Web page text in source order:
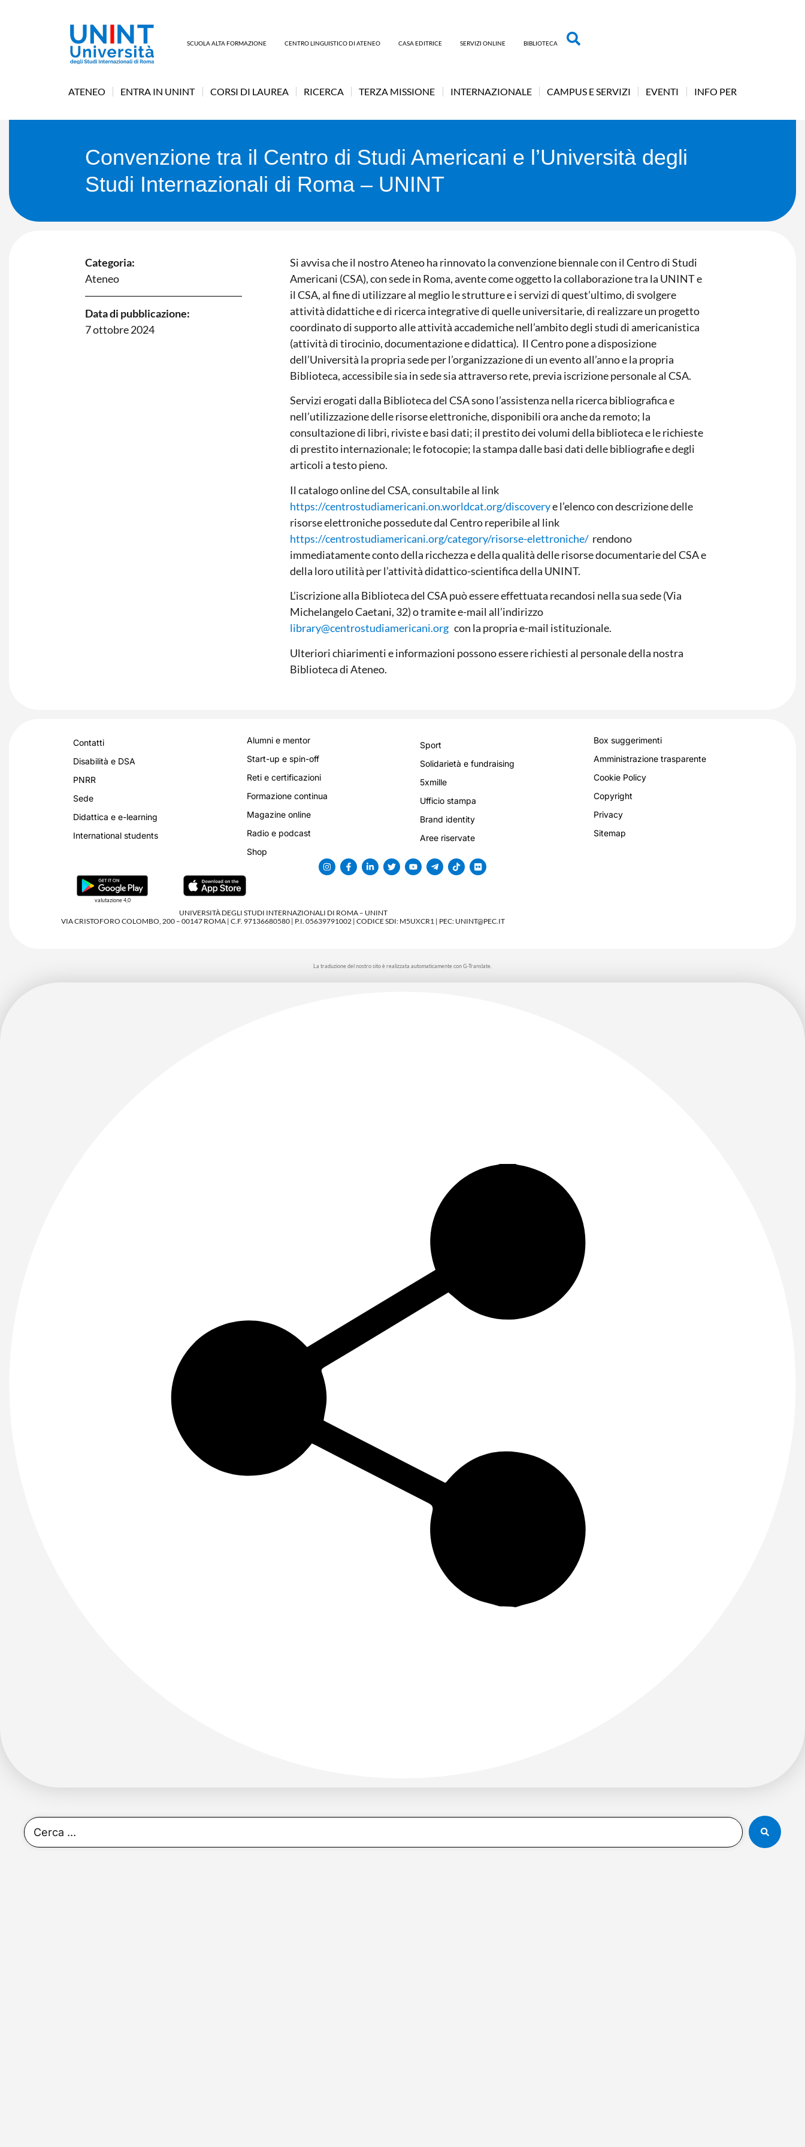
SCUOLA ALTA FORMAZIONE CENTRO LINGUISTICO DI ATENEO CASA EDITRICE SERVIZI ONLINE BIBLIOTECA
ATENEO ENTRA IN UNINT CORSI DI LAUREA RICERCA TERZA MISSIONE INTERNAZIONALE CAMPUS E SERVIZI EVENTI INFO PER
Convenzione tra il Centro di Studi Americani e l’Università degli
Studi Internazionali di Roma – UNINT
Categoria:
Ateneo
Data di pubblicazione:
7 ottobre 2024
Si avvisa che il nostro Ateneo ha rinnovato la convenzione biennale con il Centro di Studi
Americani (CSA), con sede in Roma, avente come oggetto la collaborazione tra la UNINT e
il CSA, al fine di utilizzare al meglio le strutture e i servizi di quest’ultimo, di svolgere
attività didattiche e di ricerca integrative di quelle universitarie, di realizzare un progetto
coordinato di supporto alle attività accademiche nell’ambito degli studi di americanistica
(attività di tirocinio, documentazione e didattica). Il Centro pone a disposizione
dell’Università la propria sede per l’organizzazione di un evento all’anno e la propria
Biblioteca, accessibile sia in sede sia attraverso rete, previa iscrizione personale al CSA.
Servizi erogati dalla Biblioteca del CSA sono l’assistenza nella ricerca bibliografica e
nell’utilizzazione delle risorse elettroniche, disponibili ora anche da remoto; la
consultazione di libri, riviste e basi dati; il prestito dei volumi della biblioteca e le richieste
di prestito internazionale; le fotocopie; la stampa dalle basi dati delle bibliografie e degli
articoli a testo pieno.
Il catalogo online del CSA, consultabile al link
https://centrostudiamericani.on.worldcat.org/discoverye l’elenco con descrizione delle
risorse elettroniche possedute dal Centro reperibile al link
https://centrostudiamericani.org/category/risorse-elettroniche/ rendono
immediatamente conto della ricchezza e della qualità delle risorse documentarie del CSA e
della loro utilità per l’attività didattico-scientifica della UNINT.
L’iscrizione alla Biblioteca del CSA può essere effettuata recandosi nella sua sede (Via
Michelangelo Caetani, 32) o tramite e-mail all’indirizzo
library@centrostudiamericani.org con la propria e-mail istituzionale.
Ulteriori chiarimenti e informazioni possono essere richiesti al personale della nostra
Biblioteca di Ateneo.
Contatti
Disabilità e DSA
PNRR
Sede
Didattica e e-learning
International students
Alumni e mentor
Start-up e spin-off
Reti e certificazioni
Formazione continua
Magazine online
Radio e podcast
Shop
Sport
Solidarietà e fundraising
5xmille
Ufficio stampa
Brand identity
Aree riservate
Box suggerimenti
Amministrazione trasparente
Cookie Policy
Copyright
Privacy
Sitemap
valutazione 4,0
UNIVERSITÀ DEGLI STUDI INTERNAZIONALI DI ROMA – UNINT
VIA CRISTOFORO COLOMBO, 200 – 00147 ROMA | C.F. 97136680580 | P.I. 05639791002 | CODICE SDI: M5UXCR1 | PEC: UNINT@PEC.IT
La traduzione del nostro sito è realizzata automaticamente con G-Translate.